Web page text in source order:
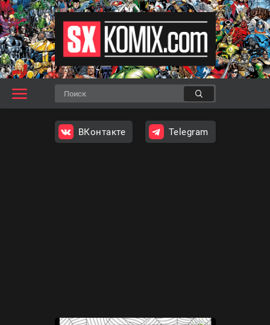
ВКонтакте Telegram